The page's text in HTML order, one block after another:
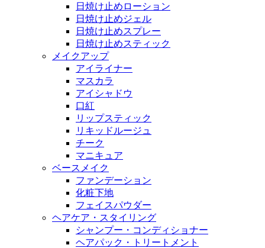
日焼け止めローション
日焼け止めジェル
日焼け止めスプレー
日焼け止めスティック
メイクアップ
アイライナー
マスカラ
アイシャドウ
口紅
リップスティック
リキッドルージュ
チーク
マニキュア
ベースメイク
ファンデーション
化粧下地
フェイスパウダー
ヘアケア・スタイリング
シャンプー・コンディショナー
ヘアパック・トリートメント